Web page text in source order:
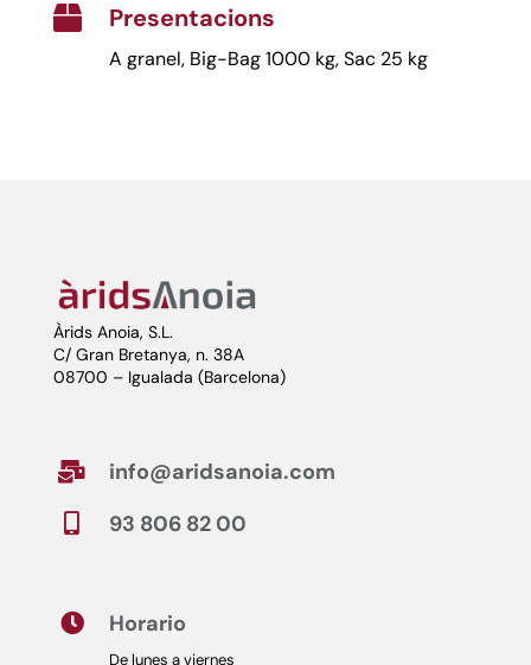
 Presentacions
A granel, Big-Bag 1000 kg, Sac 25 kg
Àrids Anoia, S.L.
C/ Gran Bretanya, n. 38A
08700 – Igualada (Barcelona)
 info@aridsanoia.com
 93 806 82 00
 Horario
De lunes a viernes